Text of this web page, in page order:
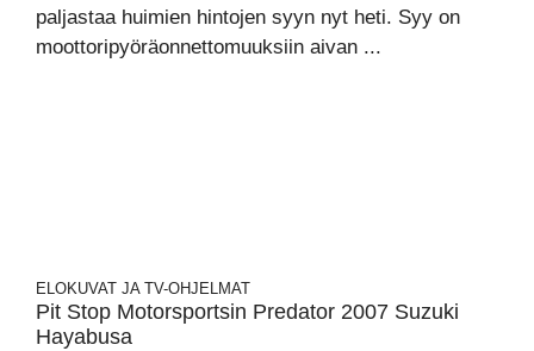
paljastaa huimien hintojen syyn nyt heti. Syy on
moottoripyöräonnettomuuksiin aivan ...
ELOKUVAT JA TV-OHJELMAT
Pit Stop Motorsportsin Predator 2007 Suzuki
Hayabusa